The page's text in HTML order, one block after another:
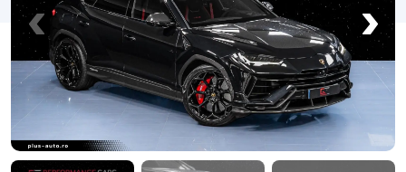
Despre Noi
Contact